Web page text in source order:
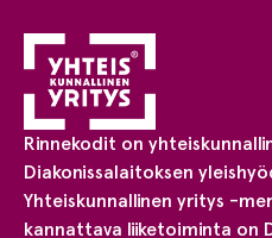
Rinnekodit on
Diakonissalaitoksen
Yhteiskunnallinen yritys -
kannattava liiketoiminta on